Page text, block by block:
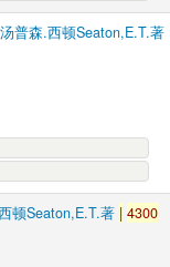
普森.西顿Seaton,E.T.著
顿Seaton,E.T.著 | 4300